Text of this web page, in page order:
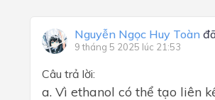
Nguyễn Ngọc Huy Toàn
9 tháng 5 2025 lúc 21:53
Câu trả lời:
a. Vì ethanol có thể tạo liên